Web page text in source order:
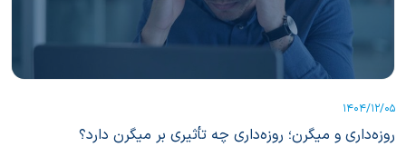
1404/12/05
روزه‌داری و میگرن؛ روزه‌داری چه تأثیری بر میگرن دارد؟